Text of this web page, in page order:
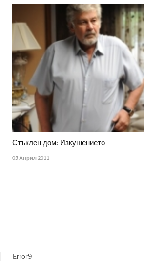
Стъклен дом: Изкушението
05 Април 2011
Error9